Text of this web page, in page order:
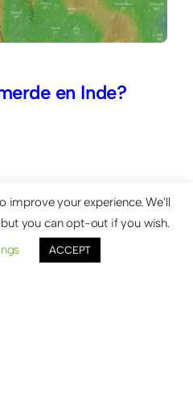
en Inde?
improve your experience. We'll
you can opt-out if you wish.
ACCEPT